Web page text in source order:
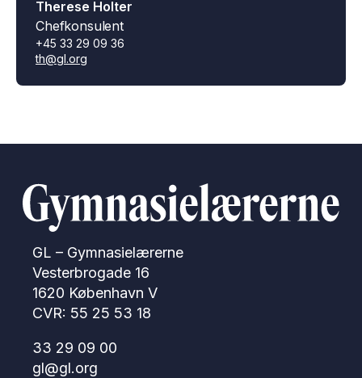
Therese Holter
Chefkonsulent
+45 33 29 09 36
th@gl.org
GL – Gymnasielærerne
Vesterbrogade 16
1620 København V
CVR: 55 25 53 18
33 29 09 00
gl@gl.org